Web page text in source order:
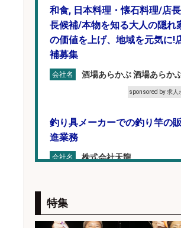
和食, 日本料理・懐石料理/店
長候補/本物を知る大人の隠れ
の価値を上げ、地域を元気に!
補募集
会社名 酒場あらかぶ 酒場あらか
sponsored by 求人
釣り具メーカーでの釣り竿の
進業務
会社名 株式会社天龍
釣り具などの出荷作業～～/工
造
特集